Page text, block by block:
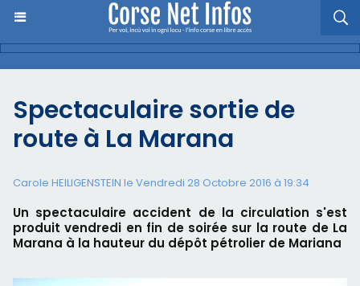
Spectaculaire sortie de
route à La Marana
Carole HEILIGENSTEIN le Vendredi 28 Octobre 2016 à 19:34
Un spectaculaire accident de la circulation s'est
produit vendredi en fin de soirée sur la route de La
Marana à la hauteur du dépôt pétrolier de Mariana